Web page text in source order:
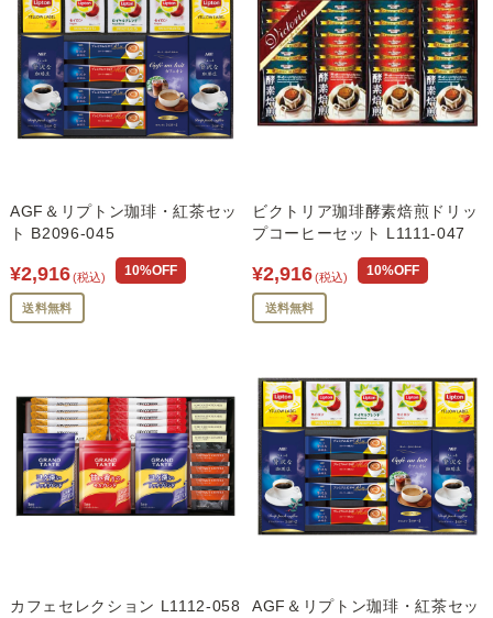
AGF＆リプトン珈琲・紅茶セッ
ト B2096-045
¥2,916(税込) 10%OFF
送料無料
ビクトリア珈琲酵素焙煎ドリッ
プコーヒーセット L1111-047
¥2,916(税込) 10%OFF
送料無料
カフェセレクション L1112-058
AGF＆リプトン珈琲・紅茶セッ